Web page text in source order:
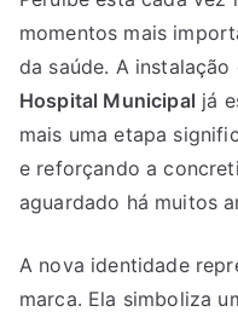
momentos mais
da saúde. A instalação
Hospital Municipal já
mais uma etapa
e reforçando a
aguardado há muitos
A nova identidade
marca. Ela simboliza